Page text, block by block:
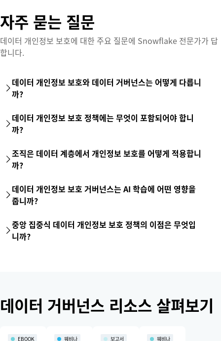
자주 묻는 질문
데이터 개인정보 보호에 대한 주요 질문에 Snowflake 전문가가 답
합니다.
데이터 개인정보 보호와 데이터 거버넌스는 어떻게 다릅니
까?
리, 책임성 등을 포함해 데이터를 전반적으로 어떻게 관리하는지를 다
룹니다. 개인정보 보호는 개인 데이터와 민감 데이터에 초점을 맞추며,
추가 요건을 포함합니다.
데이터 개인정보 보호 정책에는 무엇이 포함되어야 합니
까?
이터의 허용된 사용, 동의와 목적 제한, 액세스 제어, 마스킹, 보존 및
삭제 규칙, 모니터링과 감사 요건, 개인정보 보호 사고 또는 정책 예외
조직은 데이터 계층에서 개인정보 보호를 어떻게 적용합니
까?
스킹, 행 수준 제한, 보존 규칙, 액세스 모니터링 같은 기술적 제어를 결
합해 적용합니다. 목표는 데이터가 실제로 쿼리, 공유, 처리되는 시스템
데이터 개인정보 보호 거버넌스는 AI 학습에 어떤 영향을
줍니까?
해 진화하는 규제 프레임워크에 맞춰, 학습 세트에서 민감한 개인 데이
터를 제외, 최소화 또는 가명 처리해야 하는지 평가할 수 있습니다.
중앙 집중식 데이터 개인정보 보호 정책의 이점은 무엇입
니까?
데이터 거버넌스 리소스 살펴보기
EBOOK 웨비나 보고서 웨비나